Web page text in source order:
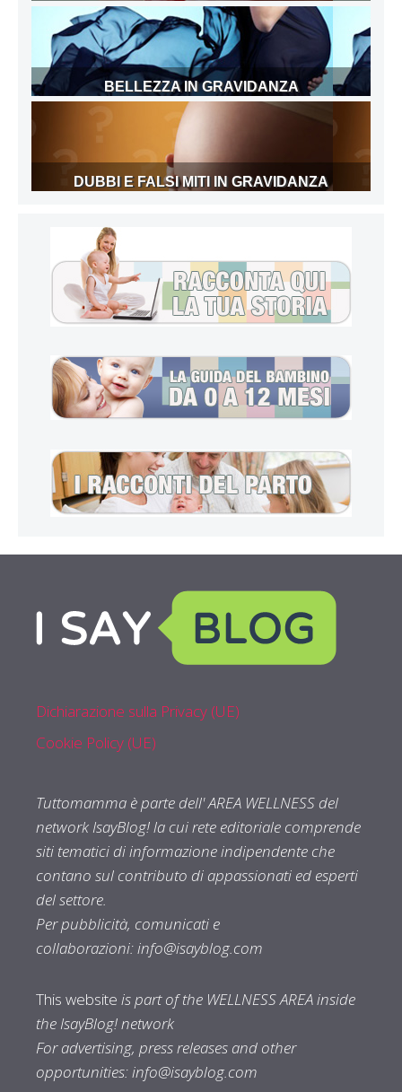
BELLEZZA IN GRAVIDANZA
DUBBI E FALSI MITI IN GRAVIDANZA
Dichiarazione sulla Privacy (UE)
Cookie Policy (UE)
Tuttomamma è parte dell' AREA WELLNESS del
network IsayBlog! la cui rete editoriale comprende
siti tematici di informazione indipendente che
contano sul contributo di appassionati ed esperti
del settore.
Per pubblicità, comunicati e
collaborazioni:info@isayblog.com
This website is part of the WELLNESS AREA inside
the IsayBlog! network
For advertising, press releases and other
opportunities:info@isayblog.com